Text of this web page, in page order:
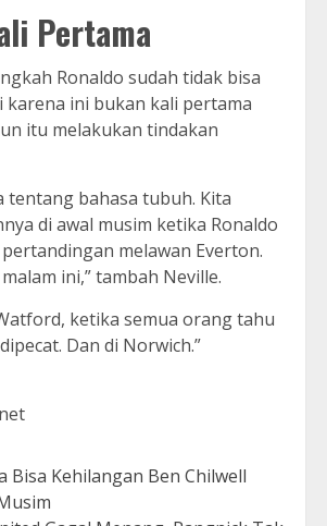
Pertama
Ronaldo sudah tidak bisa
karena ini bukan kali pertama
itu melakukan tindakan
tentang bahasa tubuh. Kita
di awal musim ketika Ronaldo
melawan Everton.
ini,” tambah Neville.
ketika semua orang tahu
Dan di Norwich.”
Bisa Kehilangan Ben Chilwell